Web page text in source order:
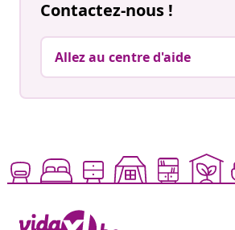
Contactez-nous !
Allez au centre d'aide